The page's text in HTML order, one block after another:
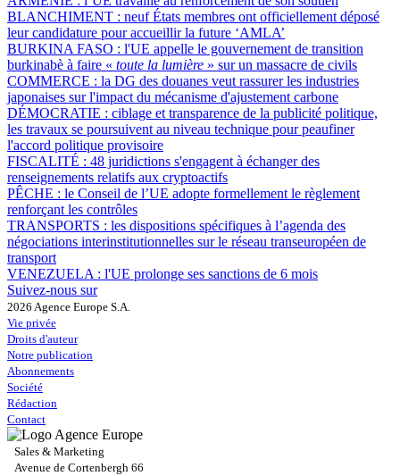
BLANCHIMENT : neuf États membres ont officiellement déposé
leur candidature pour accueillir la future ‘AMLA’
BURKINA FASO : l'UE appelle le gouvernement de transition
burkinabè à faire « toute la lumière » sur un massacre de civils
COMMERCE : la DG des douanes veut rassurer les industries
japonaises sur l'impact du mécanisme d'ajustement carbone
DÉMOCRATIE : ciblage et transparence de la publicité politique,
les travaux se poursuivent au niveau technique pour peaufiner
l'accord politique provisoire
FISCALITÉ : 48 juridictions s'engagent à échanger des
renseignements relatifs aux cryptoactifs
PÊCHE : le Conseil de l’UE adopte formellement le règlement
renforçant les contrôles
TRANSPORTS : les dispositions spécifiques à l’agenda des
négociations interinstitutionnelles sur le réseau transeuropéen de
transport
VENEZUELA : l'UE prolonge ses sanctions de 6 mois
Suivez-nous sur
2026 Agence Europe S.A.
Vie privée
Droits d'auteur
Notre publication
Abonnements
Société
Rédaction
Contact
Sales & Marketing
Avenue de Cortenbergh 66